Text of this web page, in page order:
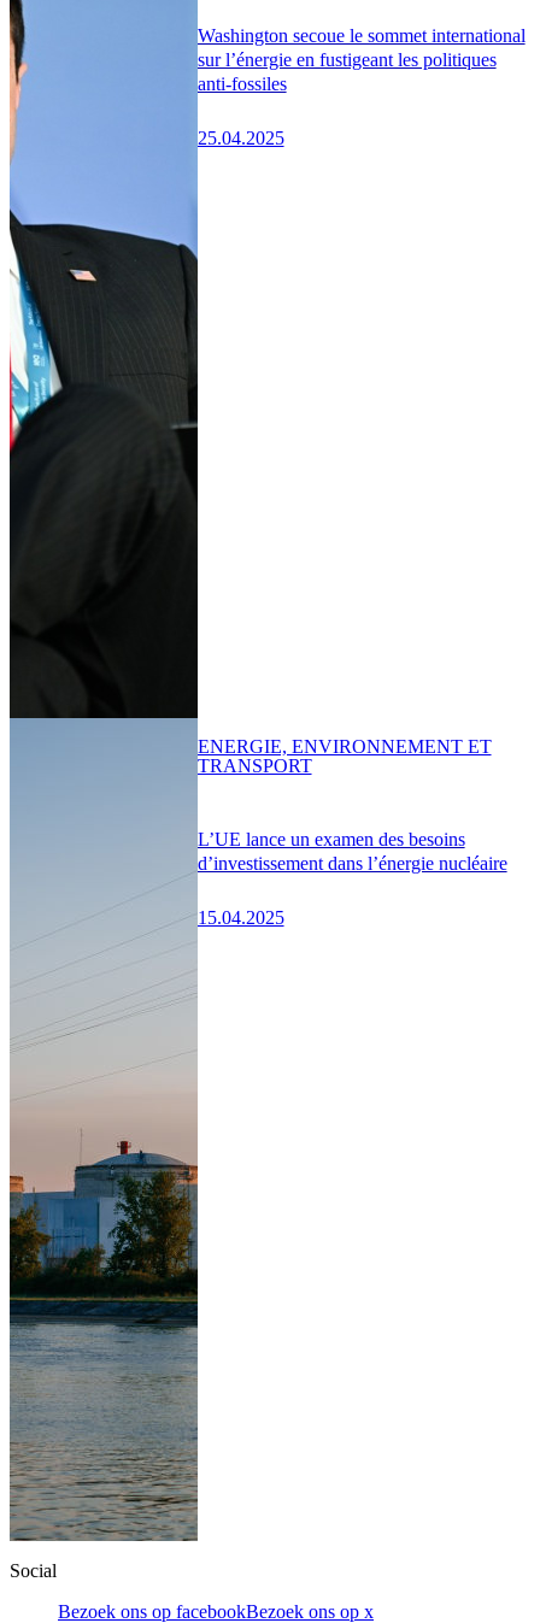
Washington secoue le sommet international
sur l’énergie en fustigeant les politiques
anti-fossiles
25.04.2025
L’UE lance un examen des besoins
d’investissement dans l’énergie nucléaire
15.04.2025
ENERGIE, ENVIRONNEMENT ET
TRANSPORT
Social
Bezoek ons op facebookBezoek ons op x